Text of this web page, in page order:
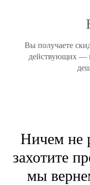
Вы получаете
действующих —
Ничем не
захотите
мы